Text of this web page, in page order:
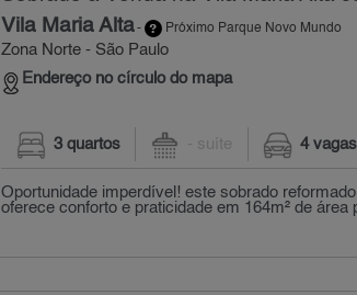
Vila Maria Alta- Próximo Parque Novo Mundo
Zona Norte - São Paulo
Endereço no círculo do mapa
3 quartos - suíte 4 vagas
Oportunidade imperdível! este sobrado
oferece conforto e praticidade em 164m² de área